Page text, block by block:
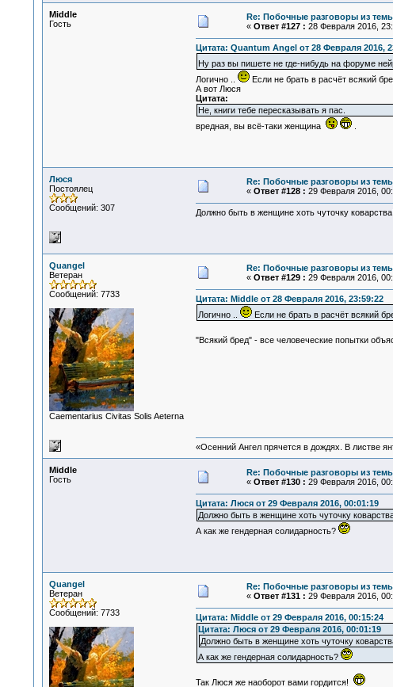
Middle
Гость
Re: Побочные разговоры из
« Ответ #127 : 28 Февраля 2016,
Цитата: Quantum Angel от 28 Февраля 2016,
Ну раз вы пишете не где-нибудь на форуме
Логично ..
Если не брать в расчёт всякий
А вот Люся
Цитата:
Не, книги тебе пересказывать я пас.
вредная, вы всё-таки женщина
.
Люся
Постоялец
Сообщений: 307
Re: Побочные разговоры из
« Ответ #128 : 29 Февраля 2016,
Должно быть в женщине хоть чуточку коварства!
Quangel
Ветеран
Сообщений: 7733
Сaementarius Civitas Solis Aeterna
Re: Побочные разговоры из
« Ответ #129 : 29 Февраля 2016,
Цитата: Middle от 28 Февраля 2016, 23:59:22
Логично ..
Если не брать в расчёт всякий
"Всякий бред" - все человеческие попытки
«Осенний Ангел прячется в дождях. В листве
Middle
Гость
Re: Побочные разговоры из
« Ответ #130 : 29 Февраля 2016,
Цитата: Люся от 29 Февраля 2016, 00:01:19
Должно быть в женщине хоть чуточку
А как же гендерная солидарность?
Quangel
Ветеран
Сообщений: 7733
Re: Побочные разговоры из
« Ответ #131 : 29 Февраля 2016,
Цитата: Middle от 29 Февраля 2016, 00:15:24
Цитата: Люся от 29 Февраля 2016, 00:01:19
Должно быть в женщине хоть чуточку
А как же гендерная солидарность?
Так Люся же наоборот вами гордится!